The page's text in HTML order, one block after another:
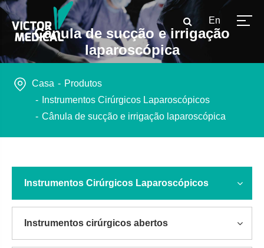
En
Cânula de sucção e irrigação
laparoscópica
Casa
Produtos
Instrumentos Cirúrgicos Laparoscópicos
Cânula de sucção e irrigação laparoscópica
Instrumentos Cirúrgicos Laparoscópicos
Instrumentos cirúrgicos abertos